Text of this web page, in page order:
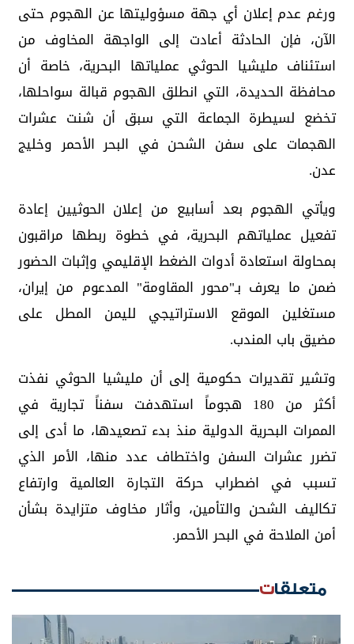
ورغم عدم إعلان أي جهة مسؤوليتها عن الهجوم حتى
الآن، فإن الحادثة أعادت إلى الواجهة المخاوف من
استئناف مليشيا الحوثي عملياتها البحرية، خاصة أن
محافظة الحديدة، التي انطلق الهجوم قبالة سواحلها،
تخضع لسيطرة الجماعة التي سبق أن شنت عشرات
الهجمات على سفن الشحن في البحر الأحمر وخليج
عدن.
ويأتي الهجوم بعد أسابيع من إعلان الحوثيين إعادة
تفعيل عملياتهم البحرية، في خطوة ربطها مراقبون
بمحاولة استعادة أدوات الضغط الإقليمي وإثبات الحضور
ضمن ما يعرف بـ"محور المقاومة" المدعوم من إيران،
مستغلين الموقع الاستراتيجي لليمن المطل على
مضيق باب المندب.
وتشير تقديرات حكومية إلى أن مليشيا الحوثي نفذت
أكثر من 180 هجوماً استهدفت سفناً تجارية في
الممرات البحرية الدولية منذ بدء تصعيدها، ما أدى إلى
تضرر عشرات السفن واختطاف عدد منها، الأمر الذي
تسبب في اضطراب حركة التجارة العالمية وارتفاع
تكاليف الشحن والتأمين، وأثار مخاوف متزايدة بشأن
أمن الملاحة في البحر الأحمر.
متعلقات